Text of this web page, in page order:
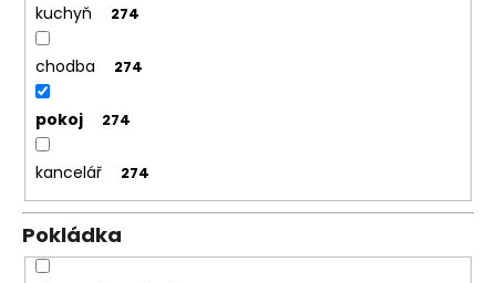
kuchyň 274
chodba 274
pokoj 274
kancelář 274
Pokládka